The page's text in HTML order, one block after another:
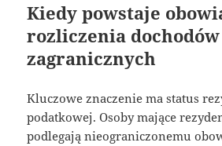
Kiedy powstaje
rozliczenia dochodów
zagranicznych
Kluczowe znaczenie ma status
podatkowej. Osoby mające
podlegają nieograniczonemu